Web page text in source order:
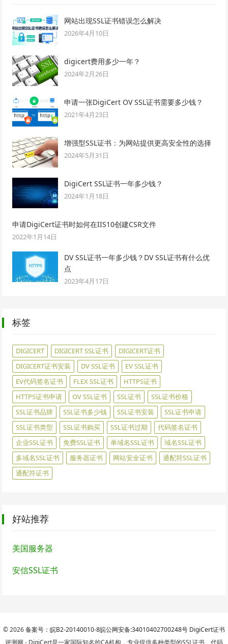
网站出现SSL证书错误怎么解决
2026年4月10日
digicert费用多少一年？
2024年2月26日
申请一张DigiCert OV SSL证书需要多少钱？
2021年4月23日
增强型SSL证书：为网站提供更高安全性的选择
2024年5月31日
DigiCert SSL证书一年多少钱？
2024年1月18日
申请DigiCert证书时如何在IIS10创建CSR文件
2022年1月14日
DV SSL证书一年多少钱？DV SSL证书有什么优
点
2023年4月17日
标签
DIGICERT DIGICERT SSL证书
DIGICERT证书
DIGICERT证书安装
DV SSL证书
EV SSL证书
EV代码签名证书
FLEX SSL证书
HTTPS证书
HTTPS证书申请
OV SSL证书 SSL证书
SSL证书价格
SSL证书品牌
SSL证书多少钱 SSL证书安装
SSL证书申请
SSL证书类型
SSL证书购买 SSL证书过期
代码签名证书
企业SSL证书
免费SSL证书 单域名SSL证书
域名SSL证书
多域名SSL证书
服务器证书 网站安全证书
通配符SSL证书
通配符证书
好站推荐
美国服务器
安信SSL证书
© 2026备案号：皖B2-20140010-8皖公网安备:34010402700248号 DigiCert证书
评测网 - DigiCert是一家国际知名的CA机构，专业提供多种类型的SSL证书、代码